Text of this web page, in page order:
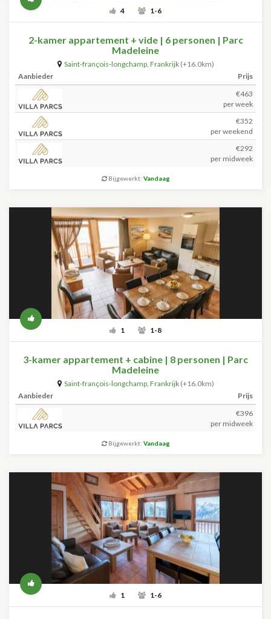
4 1-6
2-kamer appartement + vide | 6 personen | Parc
Madeleine
Saint-françois-longchamp, Frankrijk (+16.0km)
Aanbieder
Prijs
€463
per week
€352
per weekend
€292
per midweek
Bijgewerkt: Vandaag
1 1-8
3-kamer appartement + cabine | 8 personen | Parc
Madeleine
Saint-françois-longchamp, Frankrijk (+16.0km)
Aanbieder
Prijs
€396
per midweek
Bijgewerkt: Vandaag
1 1-6